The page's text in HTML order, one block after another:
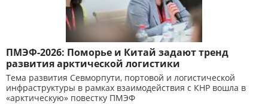
ПМЭФ-2026: Поморье и Китай задают тренд
развития арктической логистики
Тема развития Севморпути, портовой и логистической
инфраструктуры в рамках взаимодействия с КНР вошла в
«арктическую» повестку ПМЭФ